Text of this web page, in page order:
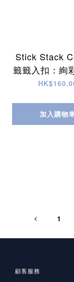
Stick Stack
籤籤入扣：絢
加入購物
1
顧客服務